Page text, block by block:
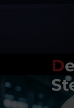
D